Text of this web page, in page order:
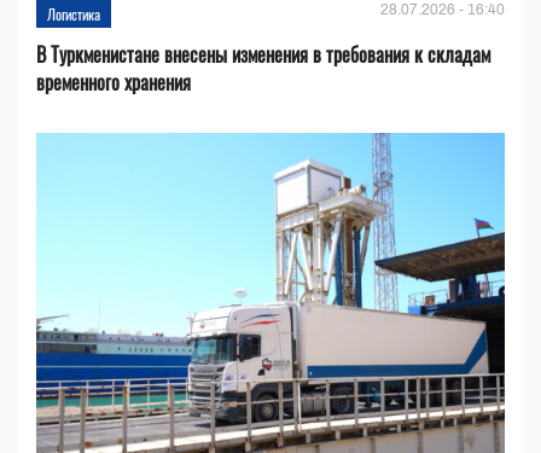
Логистика 28.07.2026 - 16:40
В Туркменистане внесены изменения в требования к складам
временного хранения